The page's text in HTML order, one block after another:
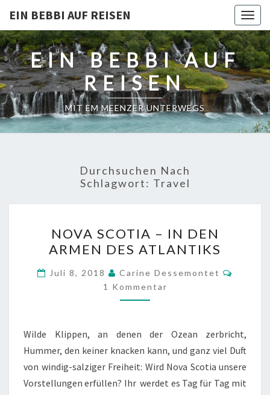
EIN BEBBI AUF REISEN
EIN BEBBI AUF
REISEN
MIT EM MEENZER UNTERWEGS
Durchsuchen Nach
Schlagwort: Travel
SCOTIA
–
IN
DEN
ARMEN
ATLANTIKS
NOVA SCOTIA – IN DEN
ARMEN DES ATLANTIKS
Juli 8, 2018 Carine Dessemontet
1 Kommentar
Wilde Klippen, an denen der Ozean zerbricht,
Hummer, den keiner knacken kann, und ganz viel Duft
von windig-salziger Freiheit: Wird Nova Scotia unsere
Vorstellungen erfüllen? Ihr werdet es Tag für Tag mit